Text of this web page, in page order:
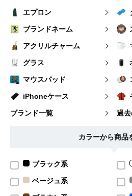
エプロン
ブランドネーム
アクリルチャーム
グラス
マウスパッド
iPhoneケース
ブランド一覧 過
カラーから商品
ブラック系
ベージュ系